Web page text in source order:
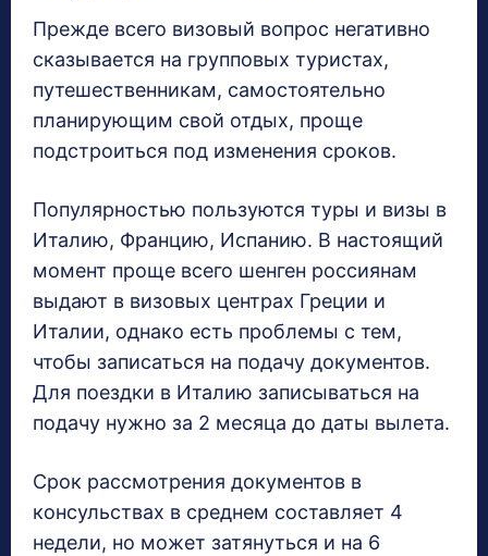
Прежде всего визовый вопрос негативно
сказывается на групповых туристах,
путешественникам, самостоятельно
планирующим свой отдых, проще
подстроиться под изменения сроков.
Популярностью пользуются туры и визы в
Италию, Францию, Испанию. В настоящий
момент проще всего шенген россиянам
выдают в визовых центрах Греции и
Италии, однако есть проблемы с тем,
чтобы записаться на подачу документов.
Для поездки в Италию записываться на
подачу нужно за 2 месяца до даты вылета.
Срок рассмотрения документов в
консульствах в среднем составляет 4
недели, но может затянуться и на 6